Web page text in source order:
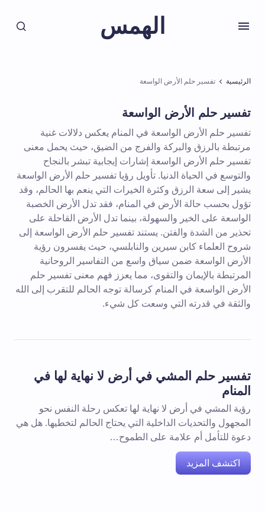
الهمس
الرئيسية تفسير حلم الأرض الواسعة
تفسير حلم الأرض الواسعة
تفسير حلم الأرض الواسعة في المنام يعكس دلالات غنية
مرتبطة بالرزق والبركة والفرج من الضيق، حيث يحمل معنى
تفسير حلم الأرض الواسعة إشارات إيجابية تبشر بالنجاح
والتوسع في الحياة الدنيا. تأويل رؤيا تفسير حلم الأرض الواسعة
يشير إلى سعة الرزق وكثرة الخيرات التي ينعم بها الحالم، وقد
تؤول بحسب حالة الأرض في المنام، فقد تدل الأرض الخصبة
الواسعة على الخير والسهولة، بينما تدل الأرض القاحلة على
تحذير من الشدة والفتن. يستند تفسير حلم الأرض الواسعة إلى
شروح العلماء كابن سيرين والنابلسي، حيث يفسرون رؤية
الأرض الواسعة ضمن سياق واسع من التفاسير الروحانية
المرتبطة بالإيمان والتقوى، مما يعزز فهم معنى تفسير حلم
الأرض الواسعة في المنام كرسالة توجه الحالم للتقرب إلى الله
والثقة في قدرته التي وسعت كل شيء.
تفسير حلم المشي في أرض لا نهاية لها في
المنام
رؤية المشي في أرض لا نهاية لها تعكس رحلة النفس نحو
المجهول والتحديات الداخلية التي يحتاج الحالم لتخطيها. هل هي
دعوة للتأمل أم علامة على الطموح…
اكتشف المزيد